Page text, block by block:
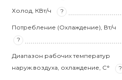
Холод, КВт/ч ?
Потребление (Охлаждение), Вт/ч
?
Диапазон рабочих температур
наруж.воздуха, охлаждение, С°
?